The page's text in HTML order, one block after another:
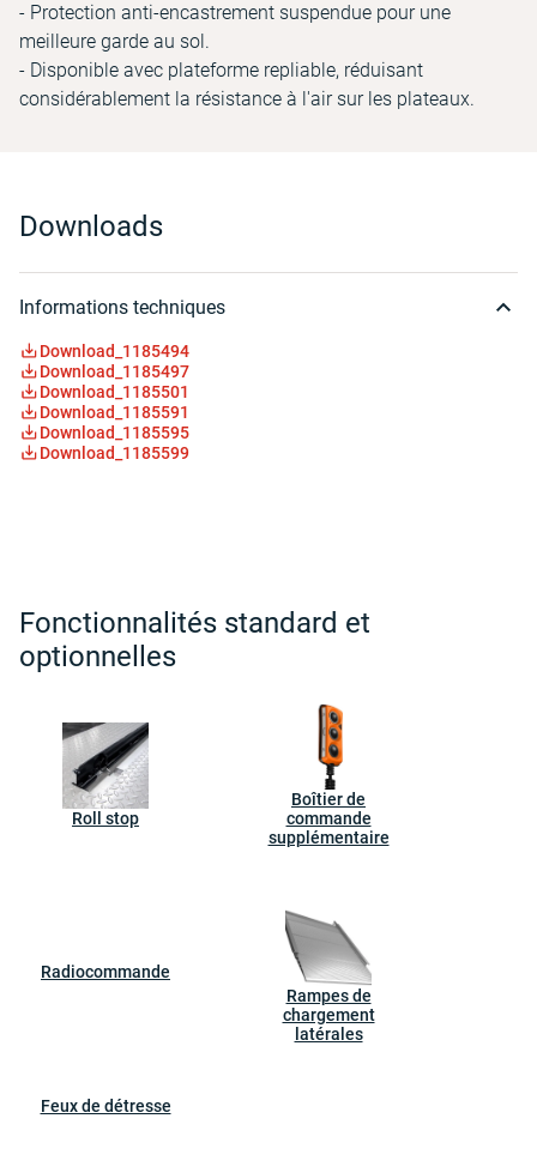
- Protection anti-encastrement suspendue pour une
meilleure garde au sol.
- Disponible avec plateforme repliable, réduisant
considérablement la résistance à l'air sur les plateaux.
Downloads
Informations techniques
Download_1185494
Download_1185497
Download_1185501
Download_1185591
Download_1185595
Download_1185599
Fonctionnalités standard et
optionnelles
Roll stop
Boîtier de
commande
supplémentaire
Radiocommande
Rampes de
chargement
latérales
Feux de détresse